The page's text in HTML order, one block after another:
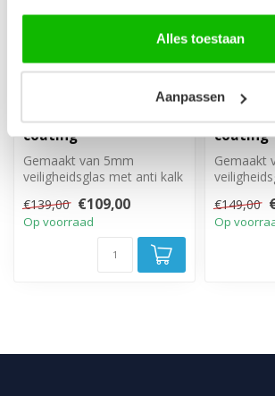
Alles toestaan
Aanpassen
Badwand Torino 70 x
140 cm - chroom - nano
coating
Gemaakt van 5mm
veiligheidsglas met anti kalk
te draai...
€139,00 €109,00
Op voorraad
140 cm
coating
Gemaakt
te draai...
€149,00
Op